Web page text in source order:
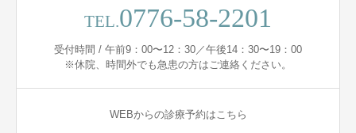
TEL.0776-58-2201
受付時間 / 午前9：00〜12：30／午後14：30〜19：00
※休院、時間外でも急患の方はご連絡ください。
WEBからの診療予約はこちら